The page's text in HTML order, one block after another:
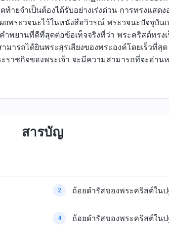
ายจำเป็นต้องได้รับอย่างเร่งด่วน การทรงแ
พระวจนะไว้ในหนังสือวิวรณ์ พระวจนะปัจจุบั
พยานที่ดีที่สุดต่อข้อเท็จจริงที่ว่า พระคริสต์ทร
ารถได้ยินพระสุรเสียงของพระองค์โดยเร็วที่สุ
ราชกิจของพระเจ้า จะมีความสามารถที่จะอ่าน
สารบัญ
2 ถ้อยดำรัสของพระคริสต์ใน
4 ถ้อยดำรัสของพระคริสต์ใน